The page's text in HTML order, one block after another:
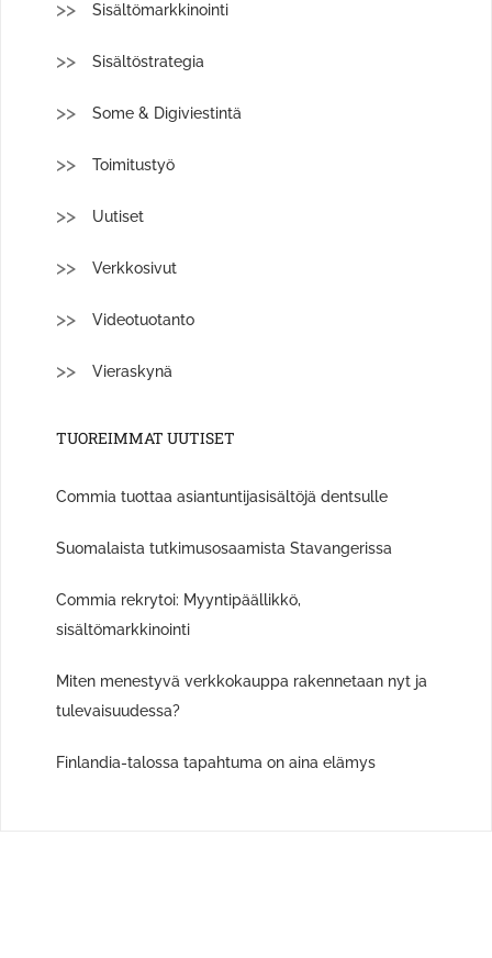
Sisältömarkkinointi
Sisältöstrategia
Some & Digiviestintä
Toimitustyö
Uutiset
Verkkosivut
Videotuotanto
Vieraskynä
TUOREIMMAT UUTISET
Commia tuottaa asiantuntijasisältöjä dentsulle
Suomalaista tutkimusosaamista Stavangerissa
Commia rekrytoi: Myyntipäällikkö,
sisältömarkkinointi
Miten menestyvä verkkokauppa rakennetaan nyt ja
tulevaisuudessa?
Finlandia-talossa tapahtuma on aina elämys